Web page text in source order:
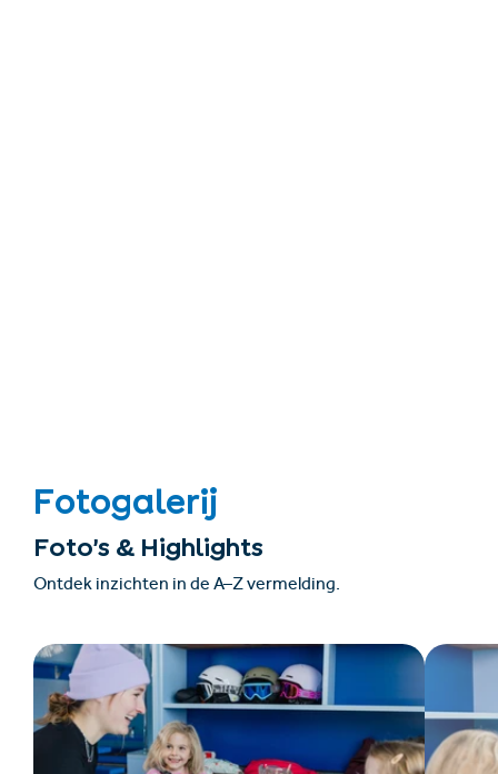
Fotogalerij
Foto’s & Highlights
Ontdek inzichten in de A–Z vermelding.